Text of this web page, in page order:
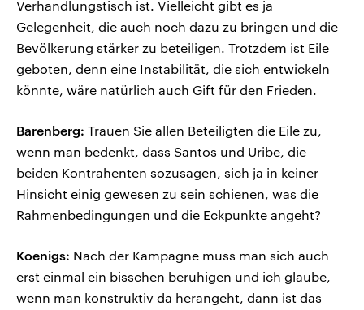
Verhandlungstisch ist. Vielleicht gibt es ja
Gelegenheit, die auch noch dazu zu bringen und die
Bevölkerung stärker zu beteiligen. Trotzdem ist Eile
geboten, denn eine Instabilität, die sich entwickeln
könnte, wäre natürlich auch Gift für den Frieden.
Barenberg: Trauen Sie allen Beteiligten die Eile zu,
wenn man bedenkt, dass Santos und Uribe, die
beiden Kontrahenten sozusagen, sich ja in keiner
Hinsicht einig gewesen zu sein schienen, was die
Rahmenbedingungen und die Eckpunkte angeht?
Koenigs: Nach der Kampagne muss man sich auch
erst einmal ein bisschen beruhigen und ich glaube,
wenn man konstruktiv da herangeht, dann ist das